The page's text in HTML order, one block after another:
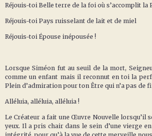
Réjouis-toi Belle terre de la foi où s’accomplit la
Réjouis-toi Pays ruisselant de lait et de miel
Réjouis-toi Épouse inépousée !
Lorsque Siméon fut au seuil de la mort,
comme un enfant mais il reconnut en toi la
Plein d’admiration pour ton Être qui n’a pas de
Alléluia, alléluia, alléluia !
Le Créateur a fait une Œuvre Nouvelle lorsqu’il
yeux. Il a pris chair dans le sein d’une vierge